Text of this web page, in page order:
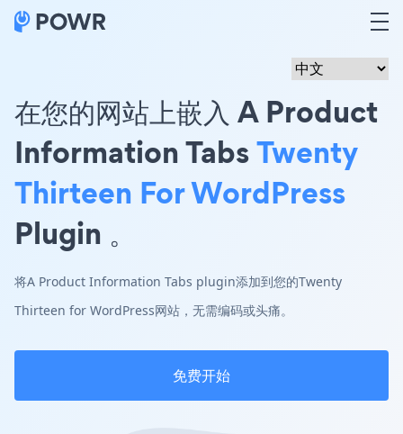
在您的网站上嵌入 A Product
Information TabsTwenty
Thirteen For WordPress
Plugin 。
将A Product Information Tabs plugin添加到您的Twenty
Thirteen for WordPress网站，无需编码或头痛。
免费开始